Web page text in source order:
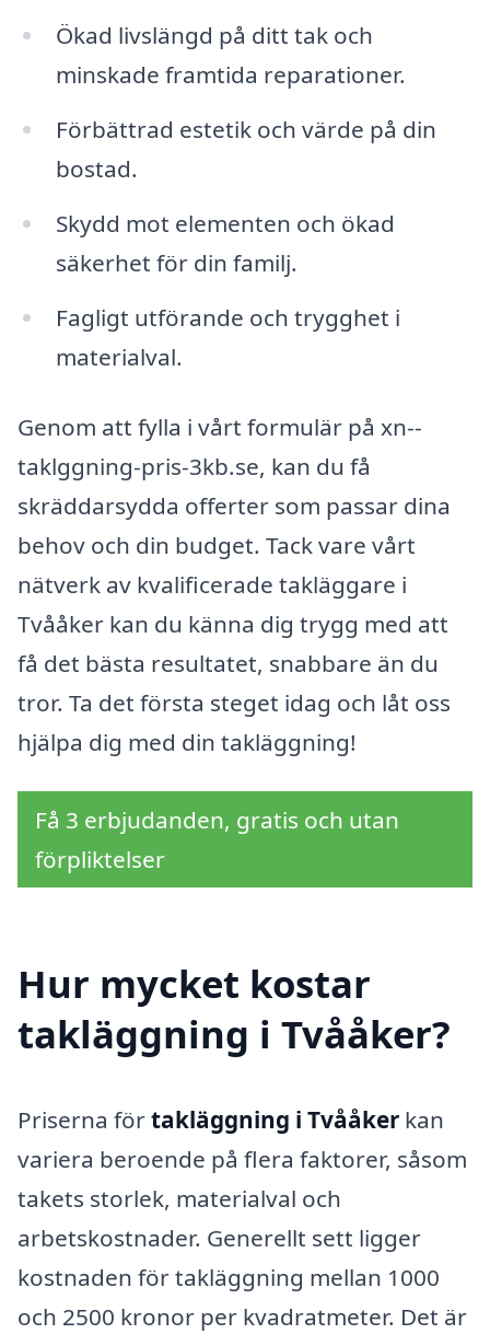
Ökad livslängd på ditt tak och
minskade framtida reparationer.
Förbättrad estetik och värde på din
bostad.
Skydd mot elementen och ökad
säkerhet för din familj.
Fagligt utförande och trygghet i
materialval.
Genom att fylla i vårt formulär på xn--
taklggning-pris-3kb.se, kan du få
skräddarsydda offerter som passar dina
behov och din budget. Tack vare vårt
nätverk av kvalificerade takläggare i
Tvååker kan du känna dig trygg med att
få det bästa resultatet, snabbare än du
tror. Ta det första steget idag och låt oss
hjälpa dig med din takläggning!
Få 3 erbjudanden, gratis och utan
förpliktelser
Hur mycket kostar
takläggning i Tvååker?
Priserna förtakläggning i Tvååker kan
variera beroende på flera faktorer, såsom
takets storlek, materialval och
arbetskostnader. Generellt sett ligger
kostnaden för takläggning mellan 1000
och 2500 kronor per kvadratmeter. Det är